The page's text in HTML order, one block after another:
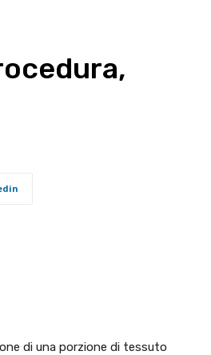
di una porzione di tessuto